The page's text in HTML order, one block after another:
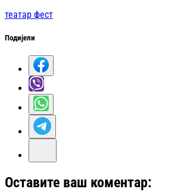
театар фест
Подијели
Оставите ваш коментар: